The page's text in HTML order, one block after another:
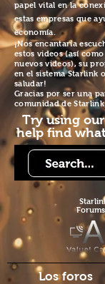
papel vital en la
estas empresas que
economía.
¡Nos encantaría
estos videos (así
nuevos videos), su
en el sistema Starlink
saludar!
Gracias por ser una
comunidad de
Try using
help find
Los foros